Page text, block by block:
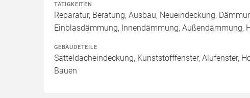
TÄTIGKEITEN
Reparatur, Beratung, Ausbau, Neueindeckung,
Einblasdämmung, Innendämmung,
GEBÄUDETEILE
Satteldacheindeckung, Kunststofffenster, Alufenster,
Bauen